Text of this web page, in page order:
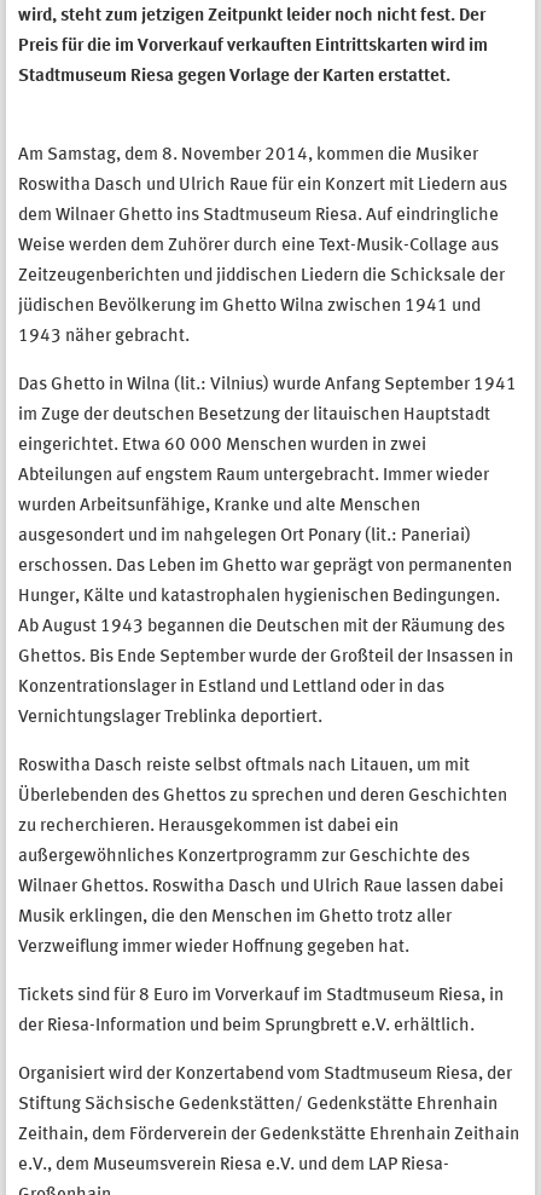
wird, steht zum jetzigen Zeitpunkt leider noch nicht fest. Der
Preis für die im Vorverkauf verkauften Eintrittskarten wird im
Stadtmuseum Riesa gegen Vorlage der Karten erstattet.
Am Samstag, dem 8. November 2014, kommen die Musiker
Roswitha Dasch und Ulrich Raue für ein Konzert mit Liedern aus
dem Wilnaer Ghetto ins Stadtmuseum Riesa. Auf eindringliche
Weise werden dem Zuhörer durch eine Text-Musik-Collage aus
Zeitzeugenberichten und jiddischen Liedern die Schicksale der
jüdischen Bevölkerung im Ghetto Wilna zwischen 1941 und
1943 näher gebracht.
Das Ghetto in Wilna (lit.: Vilnius) wurde Anfang September 1941
im Zuge der deutschen Besetzung der litauischen Hauptstadt
eingerichtet. Etwa 60 000 Menschen wurden in zwei
Abteilungen auf engstem Raum untergebracht. Immer wieder
wurden Arbeitsunfähige, Kranke und alte Menschen
ausgesondert und im nahgelegen Ort Ponary (lit.: Paneriai)
erschossen. Das Leben im Ghetto war geprägt von permanenten
Hunger, Kälte und katastrophalen hygienischen Bedingungen.
Ab August 1943 begannen die Deutschen mit der Räumung des
Ghettos. Bis Ende September wurde der Großteil der Insassen in
Konzentrationslager in Estland und Lettland oder in das
Vernichtungslager Treblinka deportiert.
Roswitha Dasch reiste selbst oftmals nach Litauen, um mit
Überlebenden des Ghettos zu sprechen und deren Geschichten
zu recherchieren. Herausgekommen ist dabei ein
außergewöhnliches Konzertprogramm zur Geschichte des
Wilnaer Ghettos. Roswitha Dasch und Ulrich Raue lassen dabei
Musik erklingen, die den Menschen im Ghetto trotz aller
Verzweiflung immer wieder Hoffnung gegeben hat.
Tickets sind für 8 Euro im Vorverkauf im Stadtmuseum Riesa, in
der Riesa-Information und beim Sprungbrett e.V. erhältlich.
Organisiert wird der Konzertabend vom Stadtmuseum Riesa, der
Stiftung Sächsische Gedenkstätten/ Gedenkstätte Ehrenhain
Zeithain, dem Förderverein der Gedenkstätte Ehrenhain Zeithain
e.V., dem Museumsverein Riesa e.V. und dem LAP Riesa-